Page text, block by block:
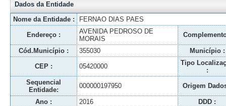
Dados da Entidade
Nome da Entidade :
FERNAO DIAS PAES
Endereço :
AVENIDA PEDROSO DE
MORAIS
Cód.Município : 355030 Município :
CEP : 05420000
Tipo
:
Sequencial
Entidade:
000000197950 Origem
Ano : 2016 DDD :